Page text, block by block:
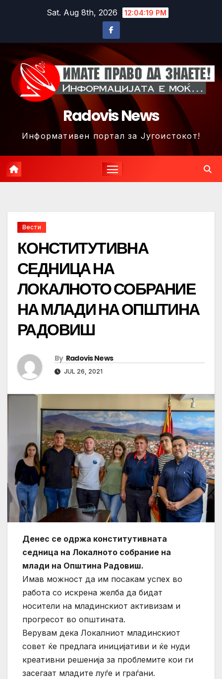
Sat. Aug 8th, 2026 12:04:22 PM
Radovis News
Информативен портал за Југоистокот!
Вести
КОНСТИТУТИВНА
СЕДНИЦА НА
ЛОКАЛНОТО СОБРАНИЕ
НА МЛАДИ НА ОПШТИНА
РАДОВИШ
By Radovis News
JUL 26, 2021
Денес се одржа конститутивната
седница на Локалното собрание на
млади на Општина Радовиш.
Имав можност да им посакам успех во
работа со искрена желба да бидат
носители на младинскиот активизам и
прогресот во општината.
Верувам дека Локалниот младинскиот
совет ќе предлага иницијативи и ќе нуди
креативни решенија за проблемите кои ги
засегаат младите луѓе и граѓани.